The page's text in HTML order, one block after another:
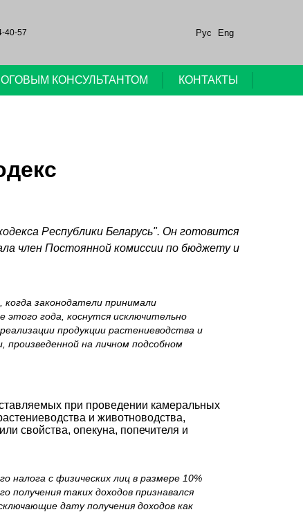
40-57 Рус Eng
КОНСУЛЬТАНТОМ КОНТАКТЫ
Республики Беларусь". Он готовится
член Постоянной комиссии по бюджету и
когда законодатели принимали
этого года, коснутся исключительно
продукции растениеводства и
на личном подсобном
при проведении камеральных
и животноводства,
свойства, опекуна, попечителя и
налога с физических лиц в размере 10%
таких доходов признавался
дату получения доходов как